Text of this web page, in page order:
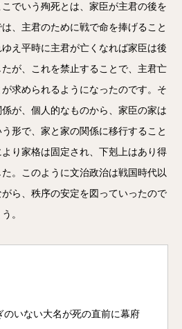
でいう殉死とは、家臣が主君の後を
、主君のために戦で命を捧げること
え平時に主君が亡くなれば家臣は後
が、これを禁止することで、主君亡
求められるようになったのです。そ
が、個人的なものから、家臣の家は
形で、家と家の関係に移行すること
り家格は固定され、下剋上はあり得
。このように文治政治は戦国時代以
ら、秩序の安定を図っていったので
。
のいない大名が死の直前に幕府